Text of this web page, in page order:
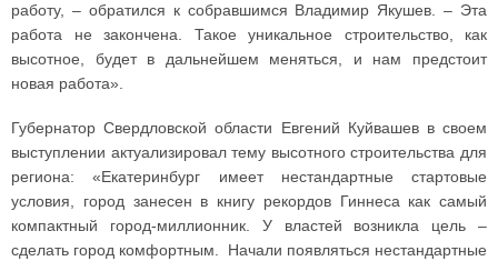
работу, – обратился к собравшимся Владимир Якушев. – Эта
работа не закончена. Такое уникальное строительство, как
высотное, будет в дальнейшем меняться, и нам предстоит
новая работа».
Губернатор Свердловской области Евгений Куйвашев в своем
выступлении актуализировал тему высотного строительства для
региона: «Екатеринбург имеет нестандартные стартовые
условия, город занесен в книгу рекордов Гиннеса как самый
компактный город-миллионник. У властей возникла цель –
сделать город комфортным. Начали появляться нестандартные